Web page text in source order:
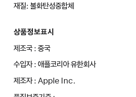
재질: 불화탄성중합체
상품정보표시
제조국 : 중국
수입자 : 애플코리아 유한회사
제조자 : Apple Inc.